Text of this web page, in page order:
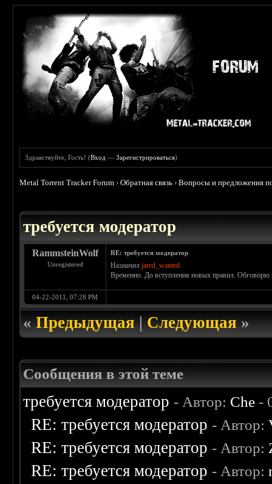
Здравствуйте, Гость! (Вход —Зарегистрироваться)
Metal Torrent Tracker Forum ›Обратная связь ›Вопросы и предложения
требуется модератор
RammsteinWolf
Unregistered
RE: требуется модератор
Назначилjared_wanted
Временно. До вступления новых правил.
04-22-2011, 07:28 PM
«Предыдущая|Следующая»
Сообщения в этой теме
требуется модератор - Автор: Che -
RE: требуется модератор - Автор:
RE: требуется модератор - Автор:
RE: требуется модератор - Автор: